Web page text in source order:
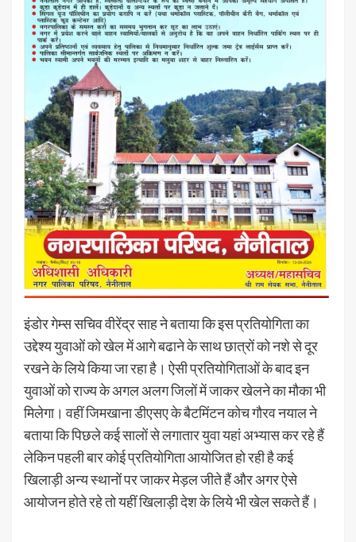
इंडोर गेम्स सचिव वीरेंद्र साह ने बताया कि इस प्रतियोगिता का
उद्देश्य युवाओं को खेल में आगे बढाने के साथ छात्रों को नशे से दूर
रखने के लिये किया जा रहा है। ऐसी प्रतियोगिताओं के बाद इन
युवाओं को राज्य के अगल अलग जिलों में जाकर खेलने का मौका भी
मिलेगा। वहीं जिमखाना डीएसए के बैटमिंटन कोच गौरव नयाल ने
बताया कि पिछले कई सालों से लगातार युवा यहां अभ्यास कर रहे हैं
लेकिन पहली बार कोई प्रतियोगिता आयोजित हो रही है कई
खिलाड़ी अन्य स्थानों पर जाकर मेड़ल जीते हैं और अगर ऐसे
आयोजन होते रहे तो यहीं खिलाड़ी देश के लिये भी खेल सकते हैं।